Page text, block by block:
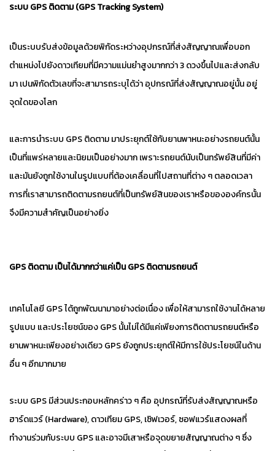
ระบบ GPS ติดตาม (GPS Tracking System)
เป็นระบบรับส่งข้อมูลด้วยพิกัดระหว่างอุปกรณ์ที่ส่งสัญญาณเพื่อบอก
ตำแหน่งไปยังดาวเทียมที่มีความแม่นยำสูงมากกว่า 3 ดวงขึ้นไปและส่งกลับ
มา เปนพิกัดตัวเลขที่จะสามารถระบุได้ว่า อุปกรณ์ที่ส่งสัญญาณอยู่นั้น อยู่
จุดใดของโลก
และการนำระบบ GPS ติดตาม มาประยุกต์ใช้กับยานพาหนะอย่างรถยนต์นั้น
เป็นที่แพร่หลายและนิยมเป็นอย่างมาก เพราะรถยนต์นับเป็นทรัพย์สินที่มีค่า
และมันยังถูกใช้งานในรูปแบบที่ต้องเคลื่อนที่ไปสถานที่ต่าง ๆ ตลอดเวลา
การที่เราสามารถติดตามรถยนต์ที่เป็นทรัพย์สินของเราหรือขององค์กรนั้น
จึงมีความสำคัญเป็นอย่างยิ่ง
GPS ติดตาม เป็นได้มากกว่าแค่เป็น GPS ติดตามรถยนต์
เทคโนโลยี GPS ได้ถูกพัฒนามาอย่างต่อเนื่อง เพื่อให้สามารถใช้งานได้หลาย
รูปแบบ และประโยชน์ของ GPS นั้นไม่ได้มีแค่เพียงการติดตามรถยนต์หรือ
ยานพาหนะเพียงอย่างเดียว GPS ยังถูกประยุกต์ให้มีการใช้ประโยชน์ในด้าน
อื่น ๆ อีกมากมาย
ระบบ GPS มีส่วนประกอบหลักคร่าว ๆ คือ อุปกรณ์ที่รับส่งสัญญาณหรือ
ฮาร์ดแวร์ (Hardware), ดาวเทียม GPS, เซิฟเวอร์, ซอฟแวร์แสดงผลที่
ทำงานร่วมกับระบบ GPS และอาจมีเสาหรือจุดขยายสัญญาณต่าง ๆ ซึ่ง